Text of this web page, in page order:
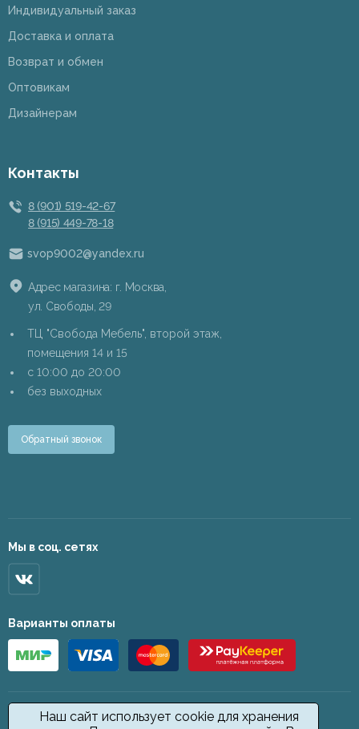
Наш сайт использует cookie для хранения
Индивидуальный заказ
Доставка и оплата
Возврат и обмен
Оптовикам
Дизайнерам
Контакты
8 (901) 519-42-67
8 (915) 449-78-18
svop9002@yandex.ru
Адрес магазина: г. Москва,
ул. Свободы, 29
ТЦ "Свобода Мебель", второй этаж,
помещения 14 и 15
c 10:00 до 20:00
без выходных
Обратный звонок
Мы в соц. сетях
Варианты оплаты